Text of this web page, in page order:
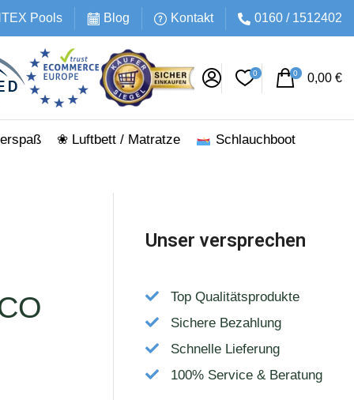
Pools Blog Kontakt 0160 / 1512402
0 0 0,00 €
❀ Luftbett / Matratze Schlauchboot
Unser versprechen
Top Qualitätsprodukte
Sichere Bezahlung
Schnelle Lieferung
100% Service & Beratung